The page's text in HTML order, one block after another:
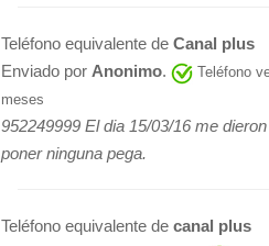
Teléfono equivalente de Canal plus
Enviado por Anonimo.
Teléfono
meses
952249999 El dia 15/03/16 me
poner ninguna pega.
Teléfono equivalente de canal plus